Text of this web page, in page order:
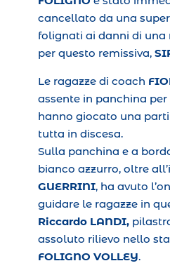
cancellato da una
folignati ai danni di una
per questo remissiva,
Le ragazze di coach
assente in panchina
hanno giocato una
tutta in discesa.
Sulla panchina e a
bianco azzurro, oltre
GUERRINI, ha avuto
guidare le ragazze in
Riccardo LANDI,
assoluto rilievo nello
FOLIGNO VOLLEY.